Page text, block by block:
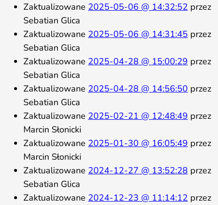
Zaktualizowane 2025-05-06 @ 14:32:52 przez
Sebatian Glica
Zaktualizowane 2025-05-06 @ 14:31:45 przez
Sebatian Glica
Zaktualizowane 2025-04-28 @ 15:00:29 przez
Sebatian Glica
Zaktualizowane 2025-04-28 @ 14:56:50 przez
Sebatian Glica
Zaktualizowane 2025-02-21 @ 12:48:49 przez
Marcin Słonicki
Zaktualizowane 2025-01-30 @ 16:05:49 przez
Marcin Słonicki
Zaktualizowane 2024-12-27 @ 13:52:28 przez
Sebatian Glica
Zaktualizowane 2024-12-23 @ 11:14:12 przez